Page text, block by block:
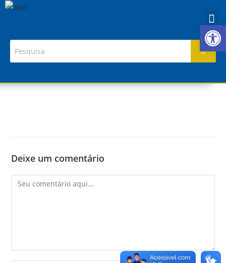
Deixe um comentário